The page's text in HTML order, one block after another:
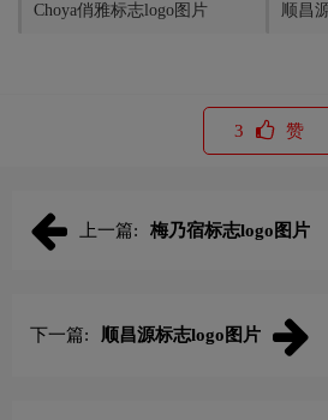
Choya俏雅标志logo图片 顺昌
3 赞
上一篇: 梅乃宿标志logo图片
下一篇: 顺昌源标志logo图片